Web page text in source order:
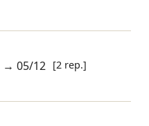
→05/12 [2 rep.]